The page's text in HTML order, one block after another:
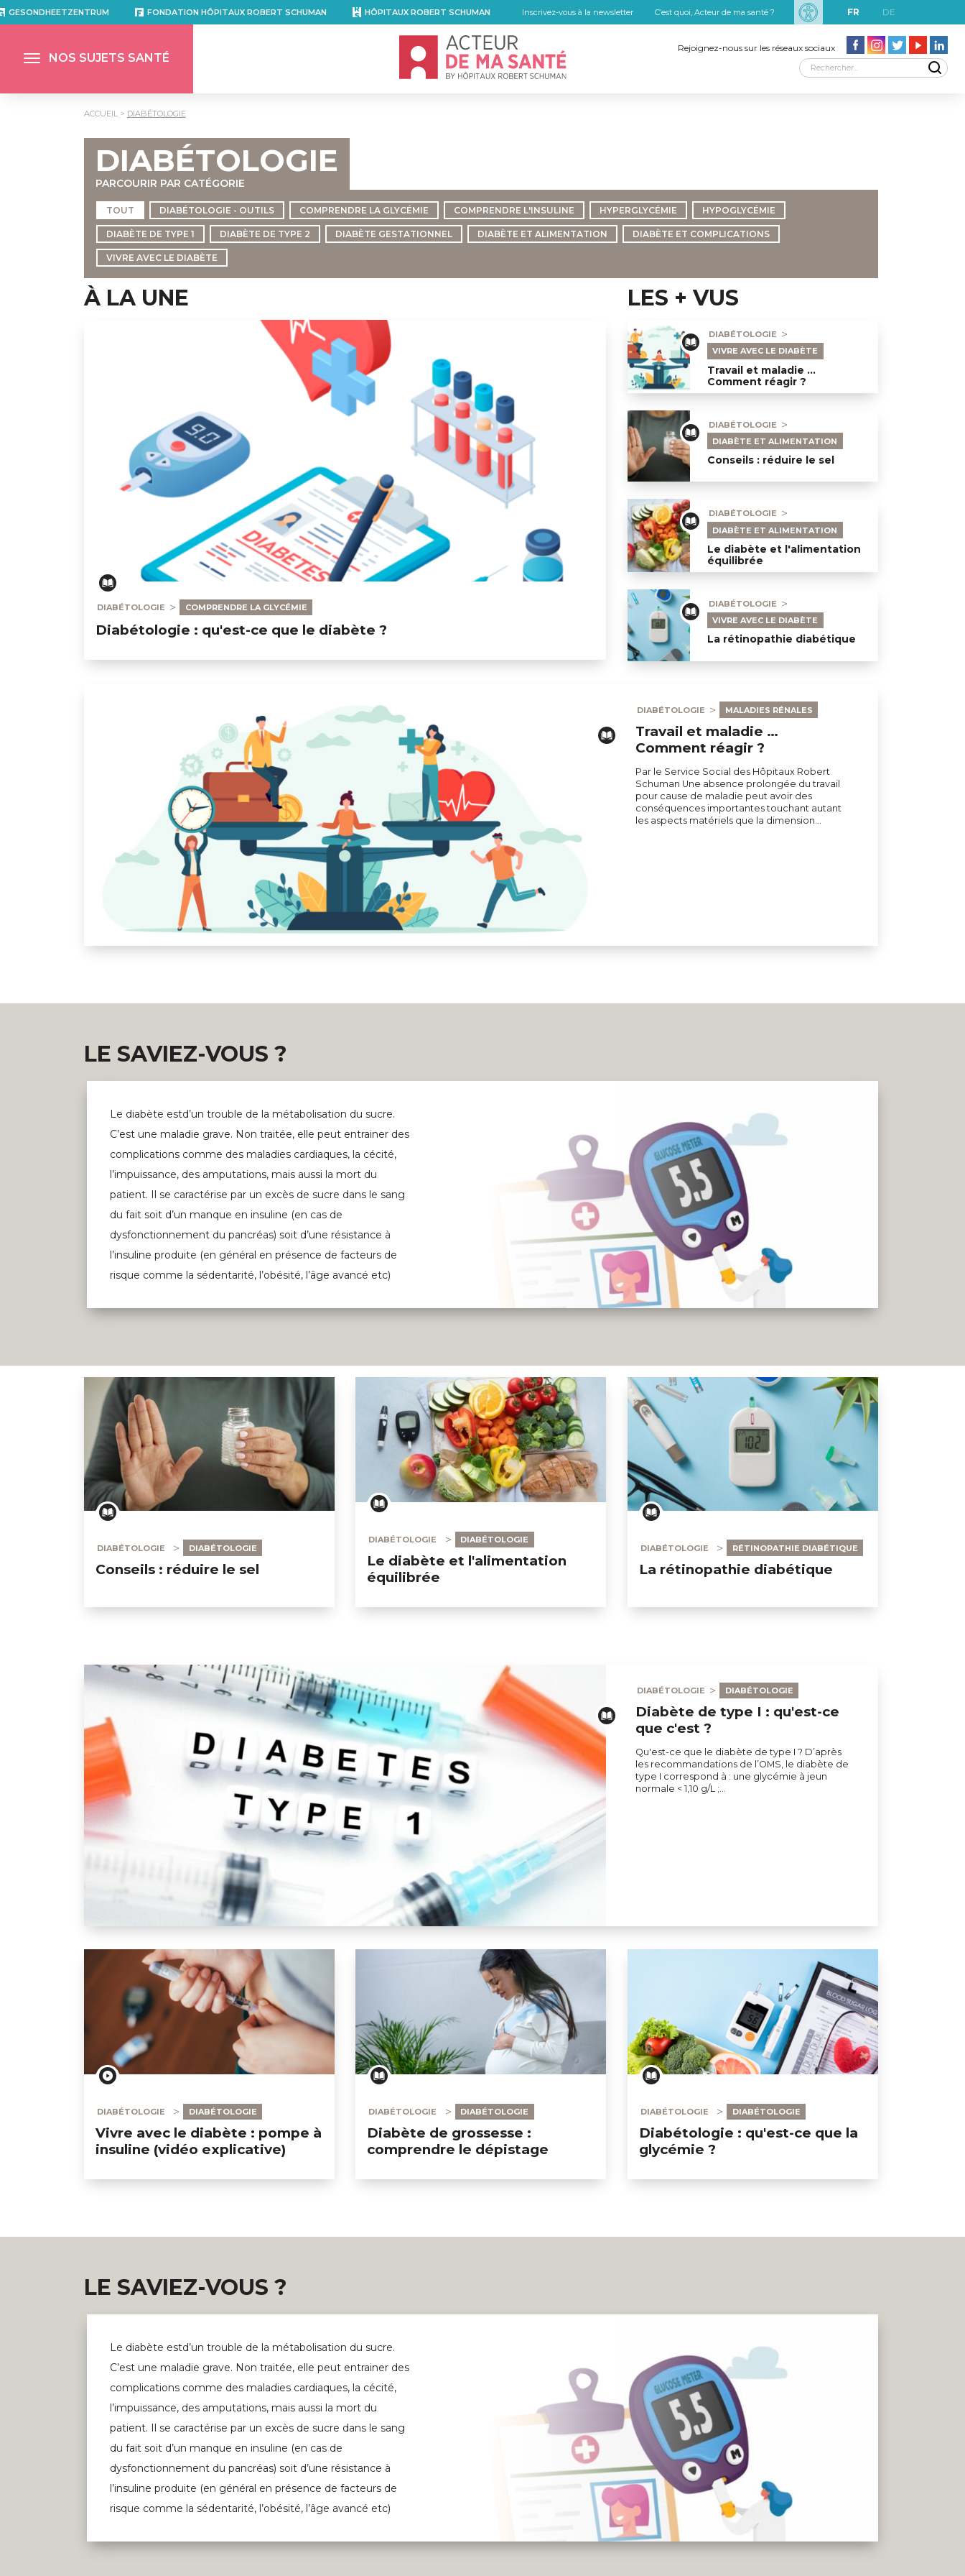
GESONDHEETZENTRUM FONDATION HÔPITAUX ROBERT SCHUMAN HÔPITAUX ROBERT SCHUMAN Inscrivez-vous à la newsletter C’est quoi, Acteur de ma santé ? FR DE
NOS SUJETS SANTÉ
Accueil - Acteur de ma santé, by HôpitauxRobert SchumanRejoignez-nous sur les réseaux sociaux
ACCUEIL DIABÉTOLOGIE
DIABÉTOLOGIE
PARCOURIR PAR CATÉGORIE
TOUT DIABÉTOLOGIE - OUTILS COMPRENDRE LA GLYCÉMIE COMPRENDRE L'INSULINE HYPERGLYCÉMIE HYPOGLYCÉMIE
DIABÈTE DE TYPE 1 DIABÈTE DE TYPE 2 DIABÈTE GESTATIONNEL DIABÈTE ET ALIMENTATION DIABÈTE ET COMPLICATIONS
VIVRE AVEC LE DIABÈTE
À LA UNE
Diabétologie : qu'est-ce que le diabète ?
DIABÉTOLOGIE COMPRENDRE LA GLYCÉMIE
Diabétologie : qu'est-ce que le diabète ?
LES + VUS
DIABÉTOLOGIE
VIVRE AVEC LE DIABÈTE
Travail et maladie …
Comment réagir ?
DIABÉTOLOGIE
DIABÈTE ET ALIMENTATION
Conseils : réduire le sel
DIABÉTOLOGIE
DIABÈTE ET ALIMENTATION
Le diabète et l'alimentation
équilibrée
DIABÉTOLOGIE
VIVRE AVEC LE DIABÈTE
La rétinopathie diabétique
DIABÉTOLOGIE MALADIES RÉNALES
Travail et maladie …
Comment réagir ?
Par le Service Social des Hôpitaux Robert
Schuman Une absence prolongée du travail
pour cause de maladie peut avoir des
conséquences importantes touchant autant
les aspects matériels que la dimension…
LE SAVIEZ-VOUS ?
Le diabète estd’un trouble de la métabolisation du sucre.
C’est une maladie grave. Non traitée, elle peut entrainer des
complications comme des maladies cardiaques, la cécité,
l’impuissance, des amputations, mais aussi la mort du
patient. Il se caractérise par un excès de sucre dans le sang
du fait soit d’un manque en insuline (en cas de
dysfonctionnement du pancréas) soit d’une résistance à
l’insuline produite (en général en présence de facteurs de
risque comme la sédentarité, l’obésité, l’âge avancé etc)
DIABÉTOLOGIE DIABÉTOLOGIE
Conseils : réduire le sel
DIABÉTOLOGIE DIABÉTOLOGIE
Le diabète et l'alimentation
équilibrée
DIABÉTOLOGIE RÉTINOPATHIE DIABÉTIQUE
La rétinopathie diabétique
DIABÉTOLOGIE DIABÉTOLOGIE
Diabète de type I : qu'est-ce
que c'est ?
Qu'est-ce que le diabète de type I ? D’après
les recommandations de l’OMS, le diabète de
type I correspond à : une glycémie à jeun
normale < 1,10 g/L ;…
DIABÉTOLOGIE DIABÉTOLOGIE
Vivre avec le diabète : pompe à
insuline (vidéo explicative)
DIABÉTOLOGIE DIABÉTOLOGIE
Diabète de grossesse :
comprendre le dépistage
DIABÉTOLOGIE DIABÉTOLOGIE
Diabétologie : qu'est-ce que la
glycémie ?
LE SAVIEZ-VOUS ?
Le diabète estd’un trouble de la métabolisation du sucre.
C’est une maladie grave. Non traitée, elle peut entrainer des
complications comme des maladies cardiaques, la cécité,
l’impuissance, des amputations, mais aussi la mort du
patient. Il se caractérise par un excès de sucre dans le sang
du fait soit d’un manque en insuline (en cas de
dysfonctionnement du pancréas) soit d’une résistance à
l’insuline produite (en général en présence de facteurs de
risque comme la sédentarité, l’obésité, l’âge avancé etc)